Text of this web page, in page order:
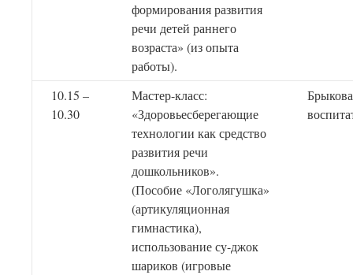
формирования развития
речи детей раннего
возраста» (из опыта
работы).
10.15 –
10.30
Мастер-класс:
«Здоровьесберегающие
технологии как средство
развития речи
дошкольников».
(Пособие «Логолягушка»
(артикуляционная
гимнастика),
использование су-джок
шариков (игровые